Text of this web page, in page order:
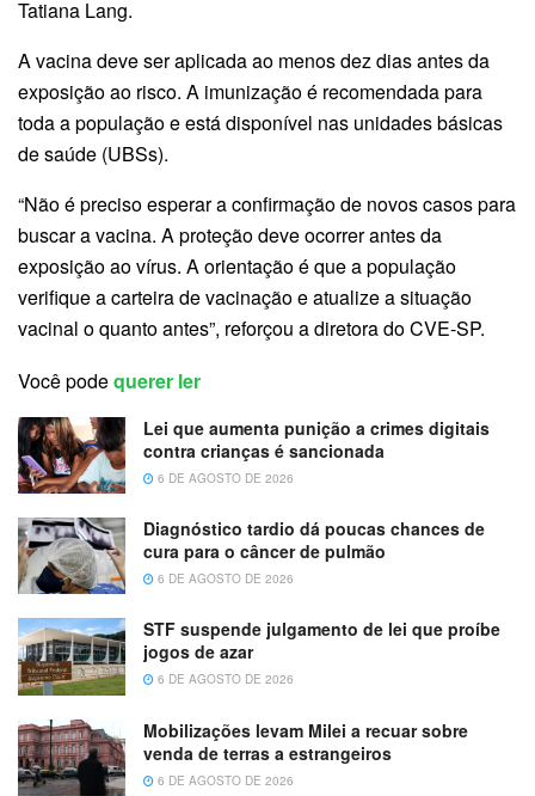
Tatiana Lang.
A vacina deve ser aplicada ao menos dez dias antes da
exposição ao risco. A imunização é recomendada para
toda a população e está disponível nas unidades básicas
de saúde (UBSs).
“Não é preciso esperar a confirmação de novos casos para
buscar a vacina. A proteção deve ocorrer antes da
exposição ao vírus. A orientação é que a população
verifique a carteira de vacinação e atualize a situação
vacinal o quanto antes”, reforçou a diretora do CVE-SP.
Você podequerer ler
Lei que aumenta punição a crimes digitais
contra crianças é sancionada
6 DE AGOSTO DE 2026
Diagnóstico tardio dá poucas chances de
cura para o câncer de pulmão
6 DE AGOSTO DE 2026
STF suspende julgamento de lei que proíbe
jogos de azar
6 DE AGOSTO DE 2026
Mobilizações levam Milei a recuar sobre
venda de terras a estrangeiros
6 DE AGOSTO DE 2026